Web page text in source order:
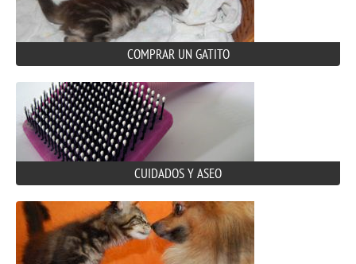
COMPRAR UN GATITO
CUIDADOS Y ASEO